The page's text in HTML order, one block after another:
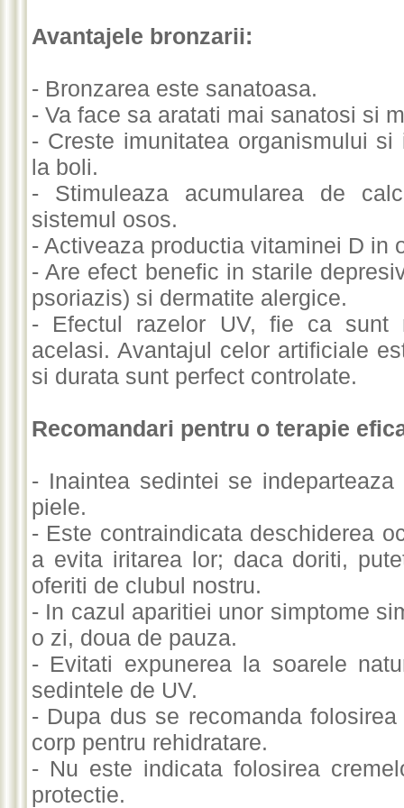
Avantajele bronzarii:
- Bronzarea este sanatoasa.
- Va face sa aratati mai sanatosi si
- Creste imunitatea organismului
la boli.
- Stimuleaza acumularea de
sistemul osos.
- Activeaza productia vitaminei D in
- Are efect benefic in starile
psoriazis) si dermatite alergice.
- Efectul razelor UV, fie ca sunt
acelasi. Avantajul celor artificiale
si durata sunt perfect controlate.
Recomandari pentru o terapie
- Inaintea sedintei se
piele.
- Este contraindicata deschiderea
a evita iritarea lor; daca doriti,
oferiti de clubul nostru.
- In cazul aparitiei unor simptome
o zi, doua de pauza.
- Evitati expunerea la soarele
sedintele de UV.
- Dupa dus se recomanda
corp pentru rehidratare.
- Nu este indicata folosirea
protectie.